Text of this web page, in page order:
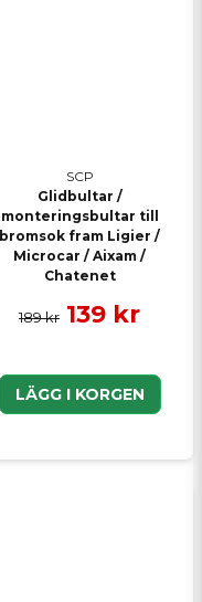
SCP
Glidbultar /
monteringsbultar till
bromsok fram Ligier /
Microcar / Aixam /
Chatenet
189 kr 139 kr
LÄGG I KORGEN